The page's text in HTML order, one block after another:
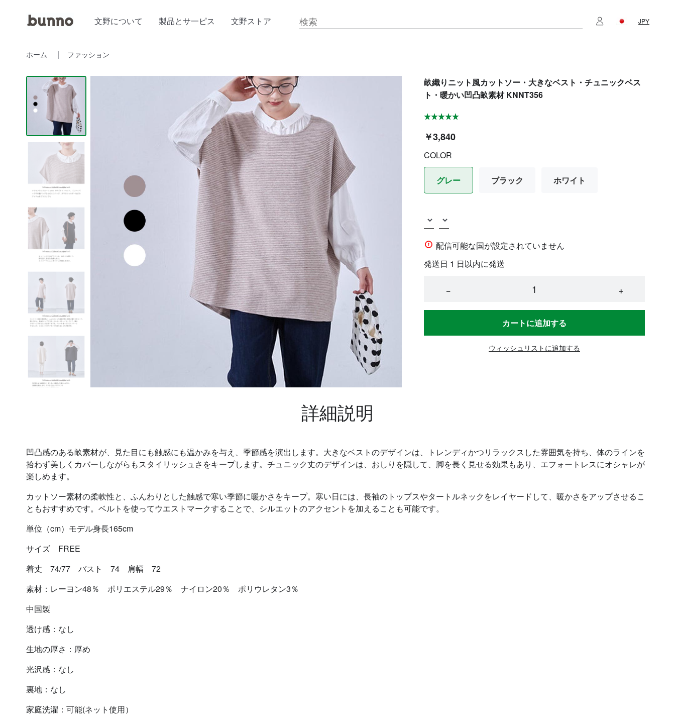
文野について 製品とサ一ピス 文野ストア JPY
ホーム ファッション
畝織りニット風カットソー・大きなベスト・チュニックベス
ト・暖かい凹凸畝素材 KNNT356
￥3,840
COLOR
グレー ブラック ホワイト
配信可能な国が設定されていません
発送日 1 日以内に発送
− +
カートに追加する
ウィッシュリストに追加する
詳細説明
凹凸感のある畝素材が、見た目にも触感にも温かみを与え、季節感を演出します。大きなベストのデザインは、トレンディかつリラックスした雰囲気を持ち、体のラインを
拾わず美しくカバーしながらもスタイリッシュさをキープします。チュニック丈のデザインは、おしりを隠して、脚を長く見せる効果もあり、エフォートレスにオシャレが
楽しめます。
カットソー素材の柔軟性と、ふんわりとした触感で寒い季節に暖かさをキープ。寒い日には、長袖のトップスやタートルネックをレイヤードして、暖かさをアップさせるこ
ともおすすめです。ベルトを使ってウエストマークすることで、シルエットのアクセントを加えることも可能です。
単位（cm）モデル身長165cm
サイズ FREE
着丈 74/77 バスト 74 肩幅 72
素材：レーヨン48％ ポリエステル29％ ナイロン20％ ポリウレタン3％
中国製
透け感：なし
生地の厚さ：厚め
光沢感：なし
裏地：なし
家庭洗濯：可能(ネット使用）